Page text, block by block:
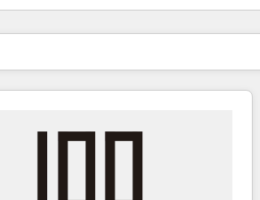
ージ
ージページページページページページページページページ